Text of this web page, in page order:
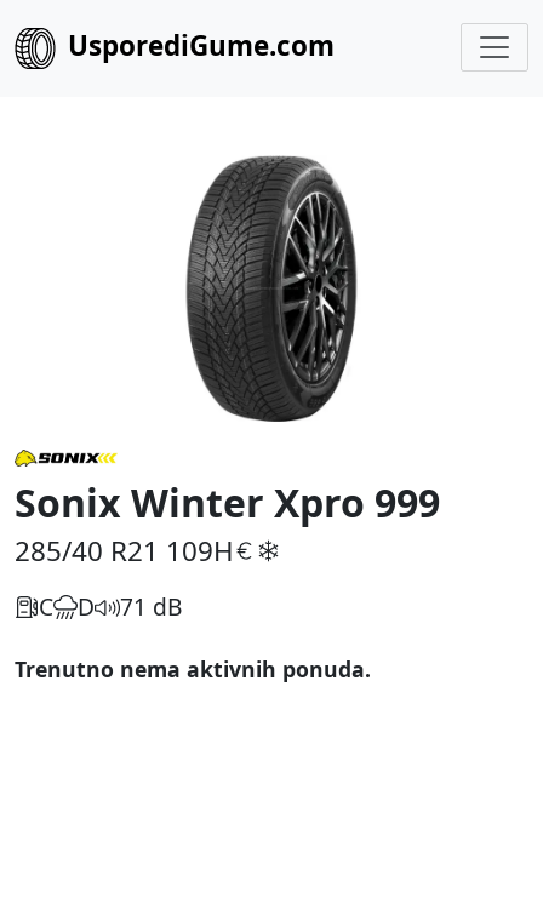
UsporediGume.com
Sonix Winter Xpro 999
285/40 R21 109H
C D 71 dB
Trenutno nema aktivnih ponuda.